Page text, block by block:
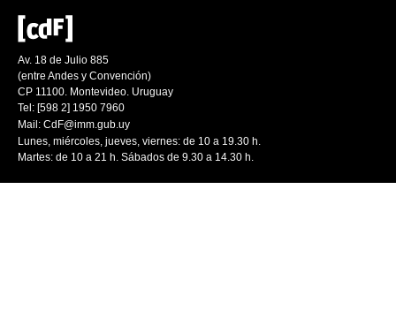
Av. 18 de Julio 885
(entre Andes y Convención)
CP 11100. Montevideo. Uruguay
Tel: [598 2] 1950 7960
Mail: CdF@imm.gub.uy
Lunes, miércoles, jueves, viernes: de 10 a 19.30 h.
Martes: de 10 a 21 h. Sábados de 9.30 a 14.30 h.